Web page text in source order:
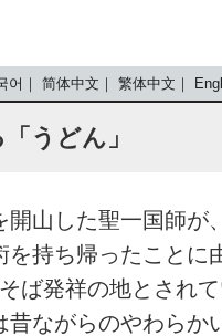
어 简体中文 繁体中文
うどん」
開山した聖一国師が
持ち帰ったことに
ば発祥の地とされて
昔ながらのやわらか